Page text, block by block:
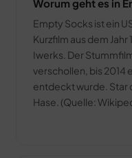
Worum geht es in
Empty Socks ist ein
Kurzfilm aus dem Jahr
Iwerks. Der
verschollen, bis 2014
entdeckt wurde. Star
Hase. (Quelle: